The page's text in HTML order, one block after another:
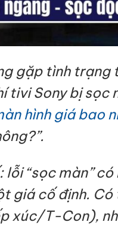
gặp tình trạng
tivi Sony bị sọc
hình giá bao
lỗi “sọc màn”
giá cố định.
xúc/T-Con),